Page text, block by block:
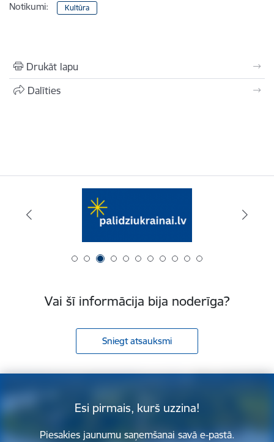
Notikumi: Kultūra
Drukāt lapu
Dalīties
Vai šī informācija bija noderīga?
Sniegt atsauksmi
Esi pirmais, kurš uzzina!
Piesakies jaunumu saņemšanai savā e-pastā.